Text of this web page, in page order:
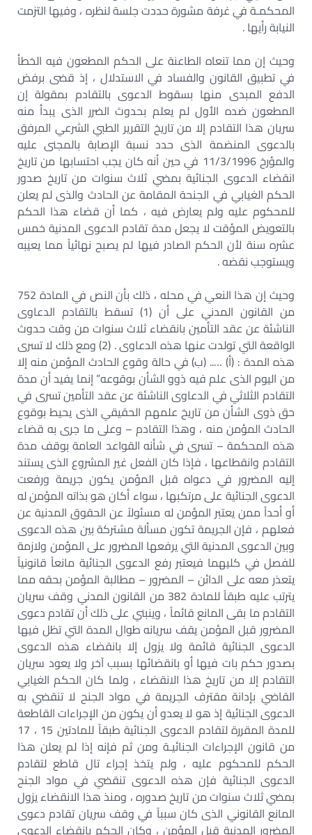
المحكمـة في غرفة مشورة حددت جلسة لنظره ، وفيها التزمت
النيابة رأيها .
وحيث إن مما تنعاه الطاعنة على الحكم المطعون فيه الخطأ
في تطبيق القانون والفساد في الاستدلال ، إذ قضى برفض
الدفع المبدى منها بسقوط الدعوى بالتقادم بمقولة إن
المطعون ضده الأول لم يعلم بحدوث الضرر الذى يبدأ منه
سريان هذا التقادم إلا من تاريخ التقرير الطبي الشرعي المرفق
بالدعوى المنضمة الذى حدد نسبة الإصابة بالمجنى عليه
والمؤرخ 11/3/1996 في حين أنه كان يجب احتسابها من تاريخ
انقضاء الدعوى الجنائية بمضي ثلاث سنوات من تاريخ صدور
الحكم الغيابي في الجنحة المقامة عن الحادث والذى لم يعلن
للمحكوم عليه ولم يعارض فيه ، كما أن قضاء هذا الحكم
بالتعويض المؤقت لا يجعل مدة تقادم الدعوى المدنية خمس
عشره سنة لأن الحكم الصادر فيها لم يصبح نهائياً مما يعيبه
ويستوجب نقضه .
وحيث إن هذا النعي في محله ، ذلك بأن النص في المادة 752
من القانون المدني على أن (1) تسقط بالتقادم الدعاوى
الناشئة عن عقد التأمين بانقضاء ثلاث سنوات من وقت حدوث
الواقعة التي تولدت عنها هذه الدعاوى . (2) ومع ذلك لا تسرى
هذه المدة : (أ) ….. (ب) في حالة وقوع الحادث المؤمن منه إلا
من اليوم الذى علم فيه ذوو الشأن بوقوعه” إنما يفيد أن مدة
التقادم الثلاثي في الدعاوى الناشئة عن عقد التأمين تسرى في
حق ذوى الشأن من تاريخ علمهم الحقيقي الذى يحيط بوقوع
الحادث المؤمن منه ، وهذا التقادم – وعلى ما جرى به قضاء
هذه المحكمة – تسرى في شأنه القواعد العامة بوقف مدة
التقادم وانقطاعها ، فإذا كان الفعل غير المشروع الذى يستند
إليه المضرور في دعواه قبل المؤمن يكون جريمة ورفعت
الدعوى الجنائية على مرتكبها ، سواء أكان هو بذاته المؤمن له
أو أحداً ممن يعتبر المؤمن له مسئولاً عن الحقوق المدنية عن
فعلهم ، فإن الجريمة تكون مسألة مشتركة بين هذه الدعوى
وبين الدعوى المدنية التي يرفعها المضرور على المؤمن ولازمة
للفصل في كليهما فيعتبر رفع الدعوى الجنائية مانعاً قانونياً
يتعذر معه على الدائن – المضرور – مطالبة المؤمن بحقه مما
يترتب عليه طبقاً للمادة 382 من القانون المدني وقف سريان
التقادم ما بقى المانع قائماً ، وينبني على ذلك أن تقادم دعوى
المضرور قبل المؤمن يقف سريانه طوال المدة التي تظل فيها
الدعوى الجنائية قائمة ولا يزول إلا بانقضاء هذه الدعوى
بصدور حكم بات فيها أو بانقضائها بسبب آخر ولا يعود سريان
التقادم إلا من تاريخ هذا الانقضاء ، ولما كان الحكم الغيابي
القاضي بإدانة مقترف الجريمة في مواد الجنح لا تنقضي به
الدعوى الجنائية إذ هو لا يعدو أن يكون من الإجراءات القاطعة
للمدة المقررة لتقادم الدعوى الجنائية طبقاً للمادتين 15 ، 17
من قانون الإجراءات الجنائيـة ومن ثم فإنه إذا لم يعلن هذا
الحكم للمحكوم عليه ، ولم يتخذ إجراء تال قاطع لتقادم
الدعوى الجنائية فإن هذه الدعوى تنقضي في مواد الجنح
بمضي ثلاث سنوات من تاريخ صدوره ، ومنذ هذا الانقضاء يزول
المانع القانوني الذى كان سبباً في وقف سريان تقادم دعوى
المضرور المدنية قبل المؤمن ، وكان الحكم بانقضاء الدعوى